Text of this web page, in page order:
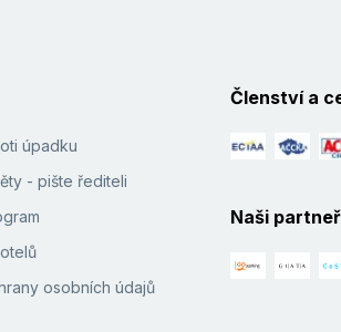
úpadku
- pište řediteli
osobních údajů
Členství a
Naši